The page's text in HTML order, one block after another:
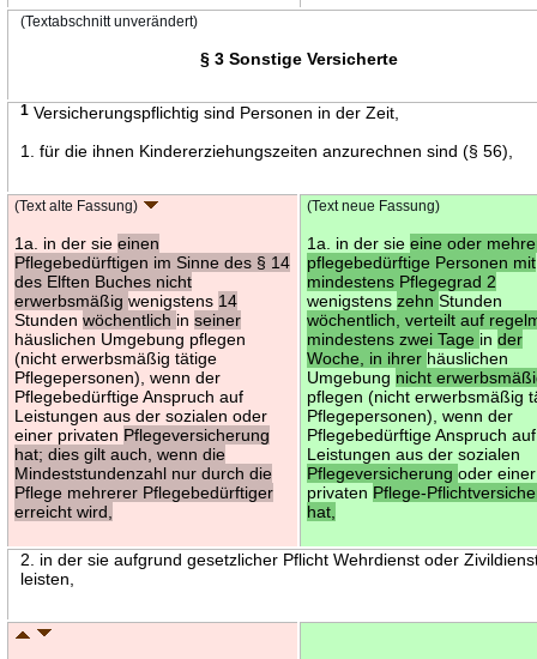
(Textabschnitt unverändert)
§ 3 Sonstige Versicherte
1 Versicherungspflichtig sind Personen in der Zeit,
1. für die ihnen Kindererziehungszeiten anzurechnen sind (§ 56),
(Text alte Fassung)
1a. in der sieeinen
Pflegebedürftigen im Sinne des § 14
des Elften Buches nicht
erwerbsmäßigwenigstens 14
Stundenwöchentlich inseiner
häuslichen Umgebung pflegen
(nicht erwerbsmäßig tätige
Pflegepersonen), wenn der
Pflegebedürftige Anspruch auf
Leistungen aus der sozialen oder
einer privaten Pflegeversicherung
hat; dies gilt auch, wenn die
Mindeststundenzahl nur durch die
Pflege mehrerer Pflegebedürftiger
erreicht wird,
(Text neue Fassung)
1a. in der sieeine oder
pflegebedürftige Personen mit
mindestens Pflegegrad 2
wenigstenszehnStunden
wöchentlich, verteilt auf
mindestens zwei Tage inder
Woche, in ihrer häuslichen
Umgebung nicht
pflegen (nicht erwerbsmäßig
Pflegepersonen), wenn der
Pflegebedürftige Anspruch auf
Leistungen aus der sozialen
Pflegeversicherungoder einer
privaten Pflege-
hat,
2. in der sie aufgrund gesetzlicher Pflicht Wehrdienst oder
leisten,